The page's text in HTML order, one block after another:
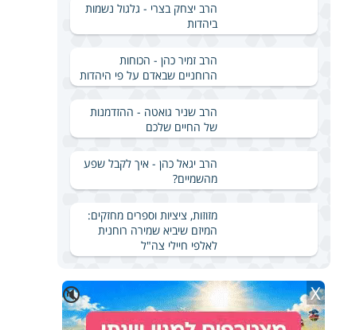
הרב יצחק בצרי - גלגול נשמות
ביהדות
הרב זמיר כהן - הכוחות
הרוחניים שבאדם על פי היהדות
הרב שניר גואטה - ההזדמנות
של החיים שלכם
הרב יגאל כהן - איך לקבל שפע
מהשמיים?
מזוזות, ציציות וספרים מחזקים:
המיזם שיביא שמירה רוחנית
לאלפי חיילי צה"ל
🔇 X